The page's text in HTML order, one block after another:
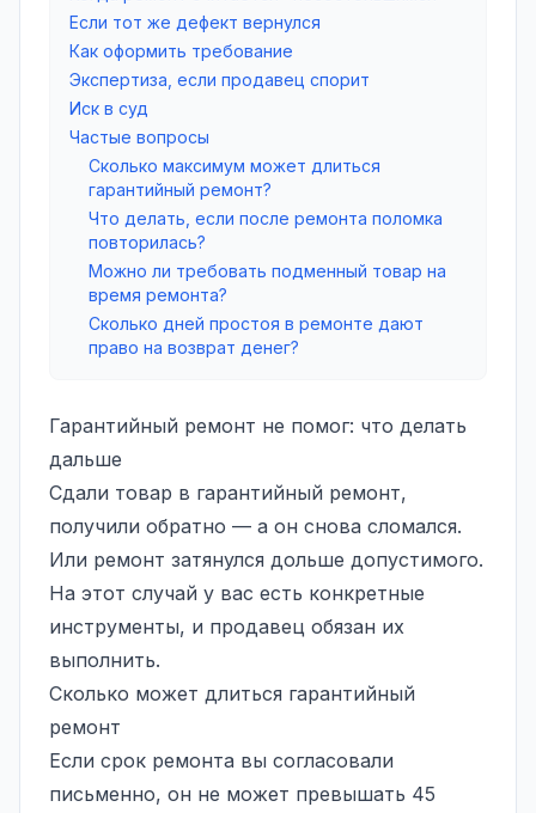
Если тот же дефект вернулся
Как оформить требование
Экспертиза, если продавец спорит
Иск в суд
Частые вопросы
Сколько максимум может длиться
гарантийный ремонт?
Что делать, если после ремонта поломка
повторилась?
Можно ли требовать подменный товар на
время ремонта?
Сколько дней простоя в ремонте дают
право на возврат денег?
Гарантийный ремонт не помог: что делать
дальше
Сдали товар в гарантийный ремонт,
получили обратно — а он снова сломался.
Или ремонт затянулся дольше допустимого.
На этот случай у вас есть конкретные
инструменты, и продавец обязан их
выполнить.
Сколько может длиться гарантийный
ремонт
Если срок ремонта вы согласовали
письменно, он не может превышать 45